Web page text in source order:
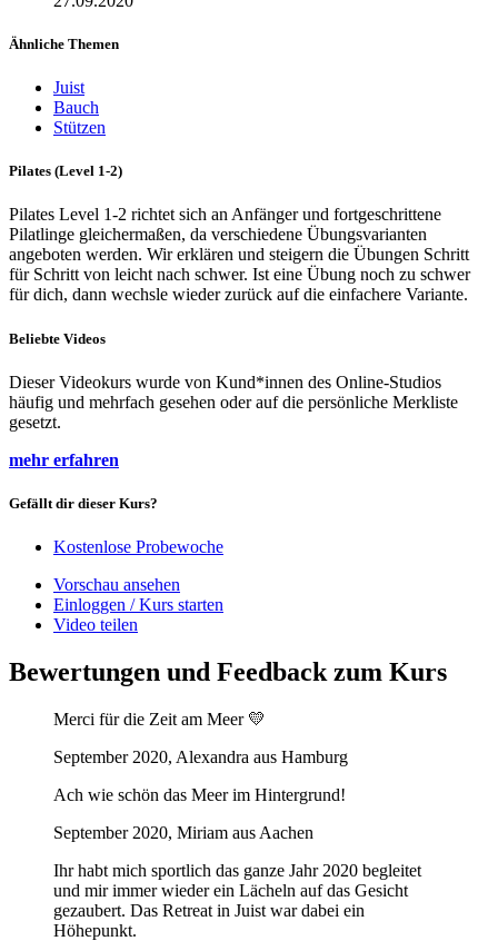
Ähnliche Themen
Juist
Bauch
Stützen
Pilates (Level 1-2)
Pilates Level 1-2 richtet sich an Anfänger und fortgeschrittene
Pilatlinge gleichermaßen, da verschiedene Übungsvarianten
angeboten werden. Wir erklären und steigern die Übungen Schritt
für Schritt von leicht nach schwer. Ist eine Übung noch zu schwer
für dich, dann wechsle wieder zurück auf die einfachere Variante.
Beliebte Videos
Dieser Videokurs wurde von Kund*innen des Online-Studios
häufig und mehrfach gesehen oder auf die persönliche Merkliste
gesetzt.
mehr erfahren
Gefällt dir dieser Kurs?
Kostenlose Probewoche
Vorschau ansehen
Einloggen / Kurs starten
Video teilen
Bewertungen und Feedback zum Kurs
Merci für die Zeit am Meer 💛
September 2020, Alexandra aus Hamburg
Ach wie schön das Meer im Hintergrund!
September 2020, Miriam aus Aachen
Ihr habt mich sportlich das ganze Jahr 2020 begleitet
und mir immer wieder ein Lächeln auf das Gesicht
gezaubert. Das Retreat in Juist war dabei ein
Höhepunkt.